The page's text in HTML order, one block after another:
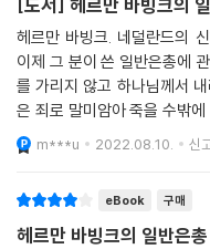
[도서] 헤르만 바빙크의
헤르만 바빙크. 네덜란드의
이제 그 분이 쓴 일반은총에
를 가리지 않고 하나님께서
은 죄로 말미암아 죽을 수밖
람을 사랑하셔서 그들에게 은
있는 비결이 일반은
m***u 2022.08.10. 신
eBook 구매
헤르만 바빙크의 일반은총